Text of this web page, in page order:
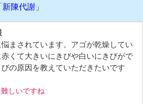
イブス
検索
新陳代謝 」
まされています。アゴが乾燥してい
くて大きいにきびや白いにきびがで
の原因を教えていただきたいです
しいですね